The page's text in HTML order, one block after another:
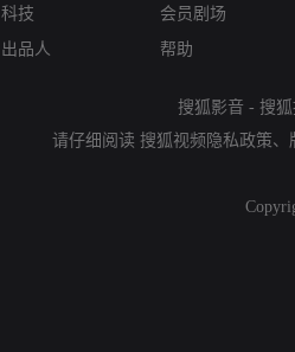
科技
出品人
会员剧场
帮助
搜狐影音 - 搜
请仔细阅读 搜狐视频隐私政策、